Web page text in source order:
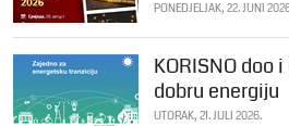
PONEDJELJAK, 22. JUNI
KORISNO doo
dobru energiju
UTORAK, 21. JULI 2026.